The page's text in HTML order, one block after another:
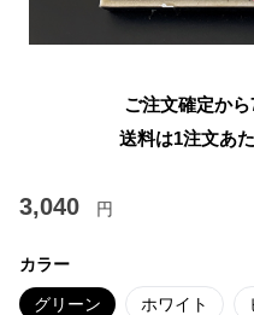
ご注文確定か
送料は1注文あ
3,040 円
カラー
グリーン ホワイト